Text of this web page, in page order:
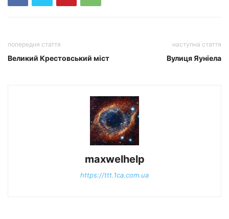
попередня стаття
Великий Крестовський міст
наступна стаття
Вулиця Яуніела
maxwelhelp
https://ttt.1ca.com.ua